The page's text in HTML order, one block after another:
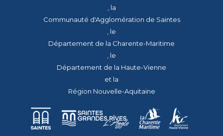
, la
Communauté d'Agglomération de Saintes
, le
Département de la Charente-Maritime
, le
Département de la Haute-Vienne
et la
Région Nouvelle-Aquitaine